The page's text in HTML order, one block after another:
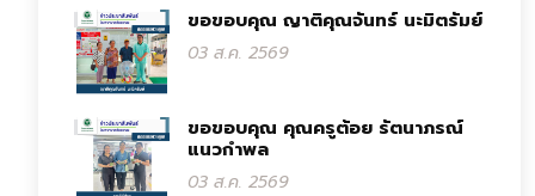
ขอขอบคุณ ญาติคุณจันทร์ นะมิตรัมย์
03 ส.ค. 2569
ขอขอบคุณ คุณครูต้อย รัตนาภรณ์
แนวกำพล
03 ส.ค. 2569